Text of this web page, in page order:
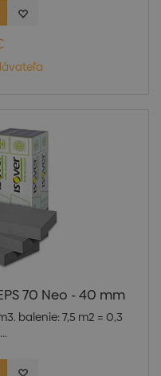
70 Neo - 40 mm
balenie: 7,5 m2 = 0,3